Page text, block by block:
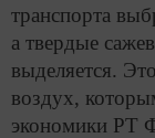
транспорта
а твердые
выделяется.
воздух,
экономики РТ